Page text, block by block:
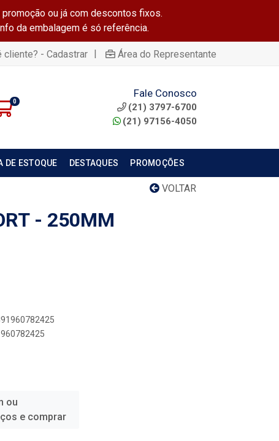
ou já com descontos fixos.
da embalagem é só referência.
cliente? - Cadastrar | Área do Representante
0
Fale Conosco
(21) 3797-6700
(21) 97156-4050
DE ESTOQUE DESTAQUES PROMOÇÕES
VOLTAR
- 250MM
ou
e comprar